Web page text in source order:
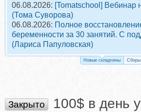
06.08.2026: [Tomatschool] Вебинар
(Тома Суворова)
06.08.2026: Полное
беременности за 30 занятий. С
(Лариса Папуловская)
Новые складчины Сборы
Закрыто
100$ в день